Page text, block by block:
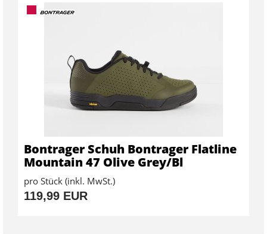
Bontrager Schuh Bontrager Flatline
Mountain 47 Olive Grey/Bl
pro Stück (inkl. MwSt.)
119,99 EUR